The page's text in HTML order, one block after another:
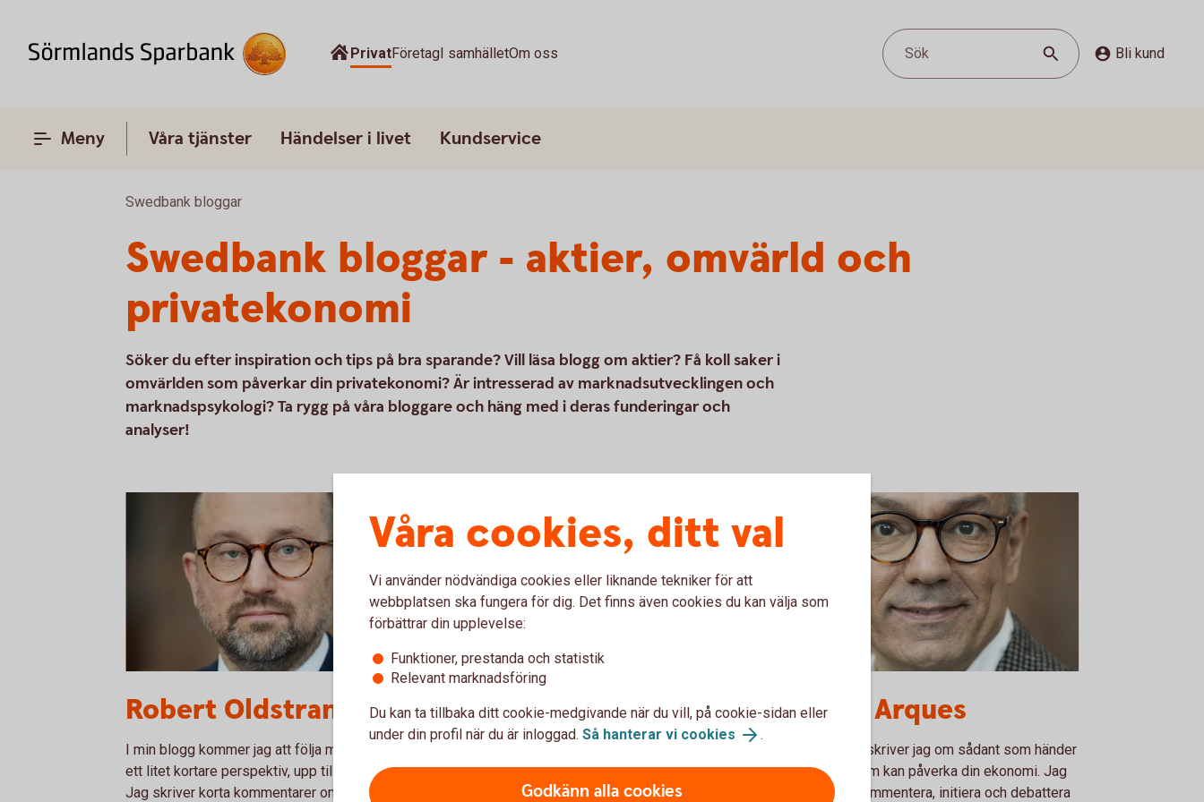
PrivatFöretagI samhälletOm oss Sök Bli kund
Meny Våra tjänster Händelser i livet Kundservice
Swedbank bloggar
Swedbank bloggar - aktier, omvärld och
privatekonomi
Söker du efter inspiration och tips på bra sparande? Vill läsa blogg om aktier? Få koll saker i
omvärlden som påverkar din privatekonomi? Är intresserad av marknadsutvecklingen och
marknadspsykologi? Ta rygg på våra bloggare och häng med i deras funderingar och
analyser!
Robert Oldstrand
I min blogg kommer jag att följa marknaderna i
ett litet kortare perspektiv, upp till tre månader.
Jag skriver korta kommentarer om
Martin Hallström
olika marknaderna, sett ur ett litet kortare
perspektiv. För att få en uppfattning och
Arturo Arques
På min blogg skriver jag om sådant som händer
i samhället som kan påverka din ekonomi. Jag
kommer att kommentera, initiera och debattera
Våra cookies, ditt val
Vi använder nödvändiga cookies eller liknande tekniker för att
webbplatsen ska fungera för dig. Det finns även cookies du kan välja som
förbättrar din upplevelse:
Funktioner, prestanda och statistik
Relevant marknadsföring
Du kan ta tillbaka ditt cookie-medgivande när du vill, på cookie-sidan eller
under din profil när du är inloggad. Så hanterar vi cookies .
Godkänn alla cookies